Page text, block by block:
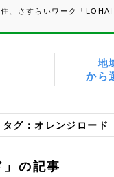
、さすらいワーク「
地
から
タグ：オレンジロード
の記事